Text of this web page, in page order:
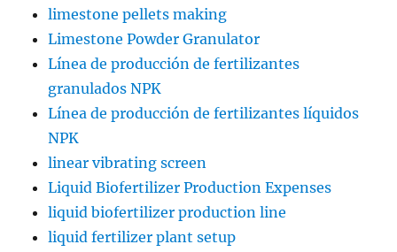
limestone pellets making
Limestone Powder Granulator
Línea de producción de fertilizantes
granulados NPK
Línea de producción de fertilizantes líquidos
NPK
linear vibrating screen
Liquid Biofertilizer Production Expenses
liquid biofertilizer production line
liquid fertilizer plant setup